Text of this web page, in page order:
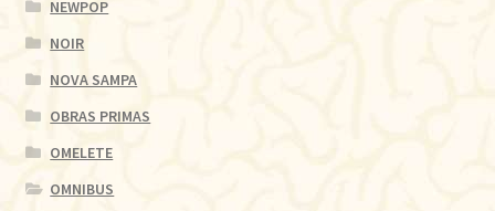
NEWPOP
NOIR
NOVA SAMPA
OBRAS PRIMAS
OMELETE
OMNIBUS